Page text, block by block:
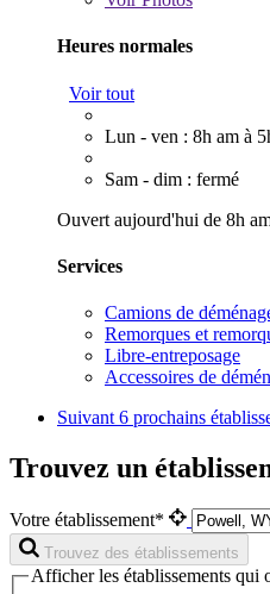
Heures normales
Voir tout
Lun - ven : 8h am à
Sam - dim : fermé
Ouvert aujourd'hui de 8h
Services
Camions de
Remorques et
Libre-entreposage
Accessoires de
Suivant 6 prochains
Trouvez un
Votre établissement*
Trouvez des établissements
Afficher les établissements qui